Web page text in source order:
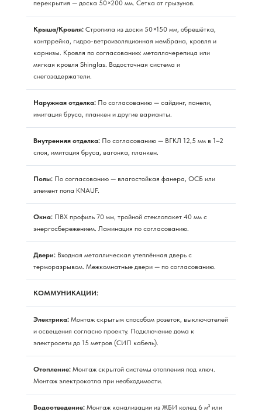
перекрытия — доска 50×200 мм. Сетка от грызунов.
Крыша/Кровля: Стропила из доски 50×150 мм, обрешётка,
контррейка, гидро-ветроизоляционная мембрана, кровля и
карнизы. Кровля по согласованию: металлочерепица или
мягкая кровля Shinglas. Водосточная система и
снегозадержатели.
Наружная отделка: По согласованию — сайдинг, панели,
имитация бруса, планкен и другие варианты.
Внутренняя отделка: По согласованию — ВГКЛ 12,5 мм в 1–2
слоя, имитация бруса, вагонка, планкен.
Полы: По согласованию — влагостойкая фанера, ОСБ или
элемент пола KNAUF.
Окна: ПВХ профиль 70 мм, тройной стеклопакет 40 мм с
энергосбережением. Ламинация по согласованию.
Двери: Входная металлическая утеплённая дверь с
терморазрывом. Межкомнатные двери — по согласованию.
КОММУНИКАЦИИ:
Электрика: Монтаж скрытым способом розеток, выключателей
и освещения согласно проекту. Подключение дома к
электросети до 15 метров (СИП кабель).
Отопление: Монтаж скрытой системы отопления под ключ.
Монтаж электрокотла при необходимости.
Водоотведение: Монтаж канализации из ЖБИ колец 6 м³ или